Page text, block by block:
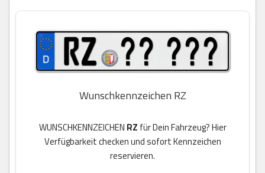
Wunschkennzeichen RZ
WUNSCHKENNZEICHEN RZ für Dein Fahrzeug? Hier
Verfügbarkeit checken und sofort Kennzeichen
reservieren.